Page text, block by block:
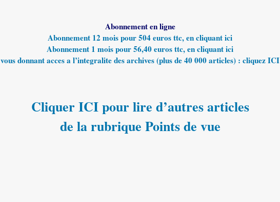
Abonnement en ligne
Abonnement 12 mois pour 504 euros ttc, en cliquant ici
Abonnement 1 mois pour 56,40 euros ttc, en cliquant ici
vous donnant acces a l’integralite des archives (plus de 40 000 articles) : cliquez ICI
Cliquer ICI pour lire d’autres articles
de la rubrique Points de vue